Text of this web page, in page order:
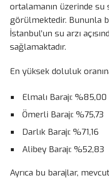
ortalamanın üzerinde
görülmektedir. Bununla
İstanbul’un su arzı
sağlamaktadır.
En yüksek doluluk
Elmalı Barajı: %85,00
Ömerli Barajı: %75,73
Darlık Barajı: %71,16
Alibey Barajı: %52,83
Ayrıca bu barajlar,